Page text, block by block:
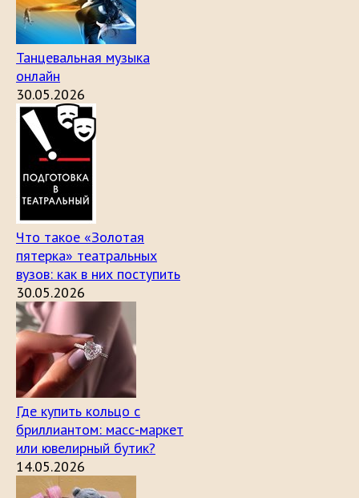
Танцевальная музыка
онлайн
30.05.2026
Что такое «Золотая
пятерка» театральных
вузов: как в них поступить
30.05.2026
Где купить кольцо с
бриллиантом: масс-маркет
или ювелирный бутик?
14.05.2026